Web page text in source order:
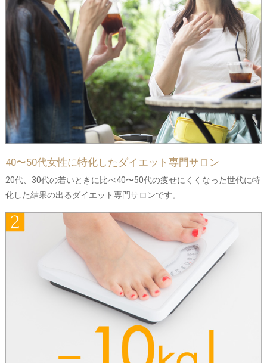
40〜50代女性に特化したダイエット専門サロン
20代、30代の若いときに比べ40〜50代の痩せにくくなった世代に特
化した結果の出るダイエット専門サロンです。